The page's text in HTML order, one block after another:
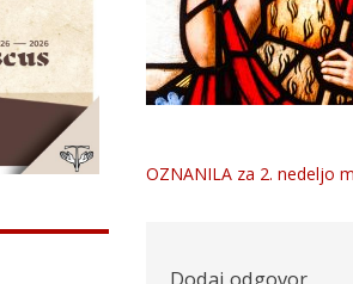
OZNANILA za 2. nedeljo